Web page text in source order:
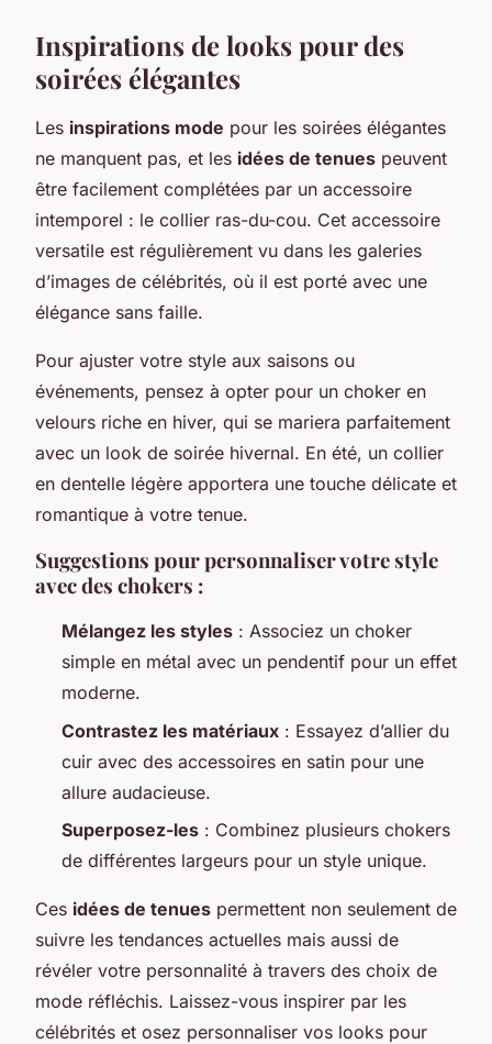
Inspirations de looks pour des
soirées élégantes
Les inspirations mode pour les soirées élégantes
ne manquent pas, et les idées de tenues peuvent
être facilement complétées par un accessoire
intemporel : le collier ras-du-cou. Cet accessoire
versatile est régulièrement vu dans les galeries
d’images de célébrités, où il est porté avec une
élégance sans faille.
Pour ajuster votre style aux saisons ou
événements, pensez à opter pour un choker en
velours riche en hiver, qui se mariera parfaitement
avec un look de soirée hivernal. En été, un collier
en dentelle légère apportera une touche délicate et
romantique à votre tenue.
Suggestions pour personnaliser votre style
avec des chokers :
Mélangez les styles : Associez un choker
simple en métal avec un pendentif pour un effet
moderne.
Contrastez les matériaux : Essayez d’allier du
cuir avec des accessoires en satin pour une
allure audacieuse.
Superposez-les : Combinez plusieurs chokers
de différentes largeurs pour un style unique.
Ces idées de tenues permettent non seulement de
suivre les tendances actuelles mais aussi de
révéler votre personnalité à travers des choix de
mode réfléchis. Laissez-vous inspirer par les
célébrités et osez personnaliser vos looks pour